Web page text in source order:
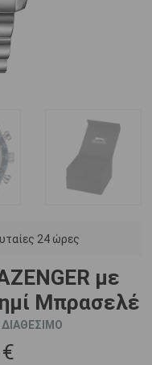
24 ώρες
με
Μπρασελέ